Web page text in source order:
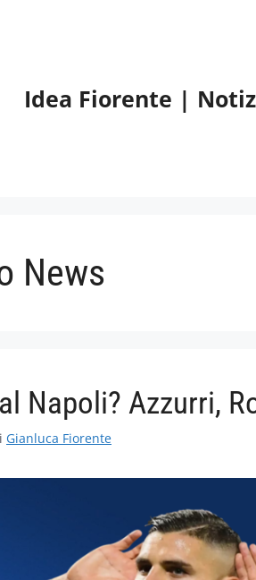
Idea Fiorente |
News
Napoli? Azzurri,
Gianluca Fiorente